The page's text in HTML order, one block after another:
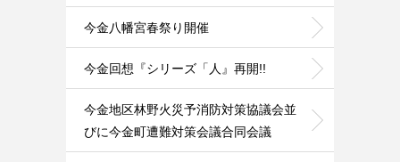
今金八幡宮春祭り開催
今金回想『シリーズ「人』再開!!
今金地区林野火災予消防対策協議会並
びに今金町遭難対策会議合同会議